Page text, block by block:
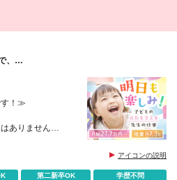
、
す！≫
ありません
アイコンの説明
第二新卒OK
学歴不問